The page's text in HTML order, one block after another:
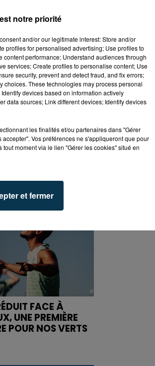
pour l’homme;
lès-Montrond,
Bains.
Chambéon,
Montbrison,
les-Vignes, Saint-
Sury-le-Comtal,
FACE À
UNE PREMIÈRE
POUR NOS VERTS
Capricorne
notre priorité
and/or our legitimate interest: Store and/or
profiles for personalised advertising; Use profiles to
performance; Understand audiences through
services; Create profiles to personalise content; Use
security, prevent and detect fraud, and fix errors;
These technologies may process personal
devices based on information actively
data sources; Link different devices; Identify devices
les finalités et/ou partenaires dans "Gérer
Vos préférences ne s'appliqueront que pour
moment via le lien "Gérer les cookies" situé en
et fermer